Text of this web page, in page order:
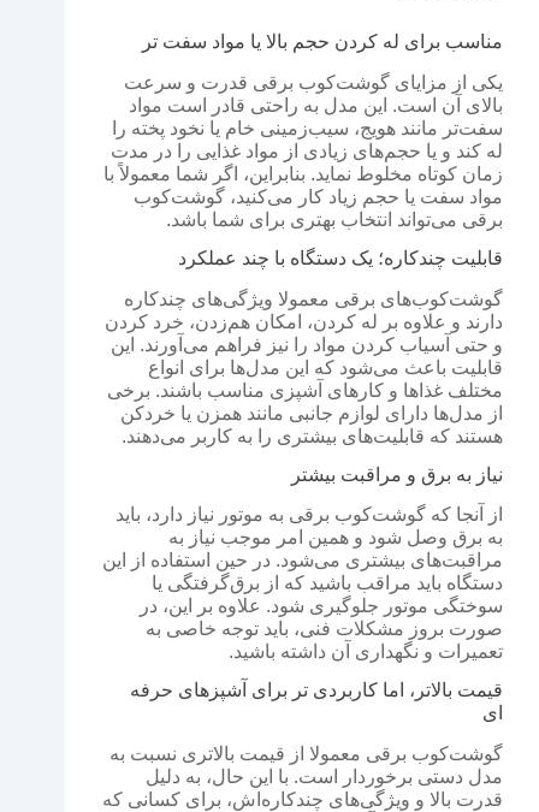
مناسب برای له کردن حجم بالا یا مواد سفت تر
یکی از مزایای گوشت‌کوب برقی قدرت و سرعت
بالای آن است. این مدل به راحتی قادر است مواد
سفت‌تر مانند هویج، سیب‌زمینی خام یا نخود پخته را
له کند و یا حجم‌های زیادی از مواد غذایی را در مدت
زمان کوتاه مخلوط نماید. بنابراین، اگر شما معمولاً با
مواد سفت یا حجم زیاد کار می‌کنید، گوشت‌کوب
برقی می‌تواند انتخاب بهتری برای شما باشد.
قابلیت چندکاره؛ یک دستگاه با چند عملکرد
گوشت‌کوب‌های برقی معمولا ویژگی‌های چندکاره
دارند و علاوه بر له کردن، امکان هم‌زدن، خرد کردن
و حتی آسیاب کردن مواد را نیز فراهم می‌آورند. این
قابلیت باعث می‌شود که این مدل‌ها برای انواع
مختلف غذاها و کارهای آشپزی مناسب باشند. برخی
از مدل‌ها دارای لوازم جانبی مانند همزن یا خردکن
هستند که قابلیت‌های بیشتری را به کاربر می‌دهند.
نیاز به برق و مراقبت بیشتر
از آنجا که گوشت‌کوب برقی به موتور نیاز دارد، باید
به برق وصل شود و همین امر موجب نیاز به
مراقبت‌های بیشتری می‌شود. در حین استفاده از این
دستگاه باید مراقب باشید که از برق‌گرفتگی یا
سوختگی موتور جلوگیری شود. علاوه بر این، در
صورت بروز مشکلات فنی، باید توجه خاصی به
تعمیرات و نگهداری آن داشته باشید.
قیمت بالاتر، اما کاربردی تر برای آشپزهای حرفه
ای
گوشت‌کوب برقی معمولا از قیمت بالاتری نسبت به
مدل دستی برخوردار است. با این حال، به دلیل
قدرت بالا و ویژگی‌های چندکاره‌اش، برای کسانی که